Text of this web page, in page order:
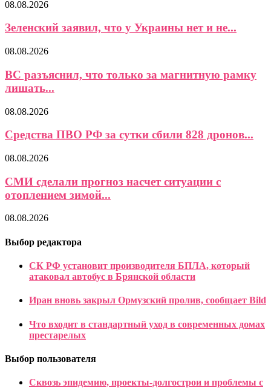
08.08.2026
Зеленский заявил, что у Украины нет и не...
08.08.2026
ВС разъяснил, что только за магнитную рамку
лишать...
08.08.2026
Средства ПВО РФ за сутки сбили 828 дронов...
08.08.2026
СМИ сделали прогноз насчет ситуации с
отоплением зимой...
08.08.2026
Выбор редактора
СК РФ установит производителя БПЛА, который
атаковал автобус в Брянской области
Иран вновь закрыл Ормузский пролив, сообщает Bild
Что входит в стандартный уход в современных домах
престарелых
Выбор пользователя
Сквозь эпидемию, проекты-долгострои и проблемы с